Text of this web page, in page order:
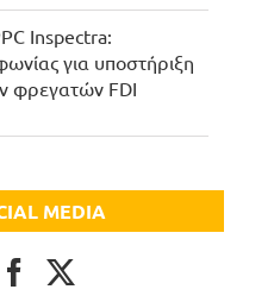
Inspectra:
για υποστήριξη
φρεγατών FDI
MEDIA